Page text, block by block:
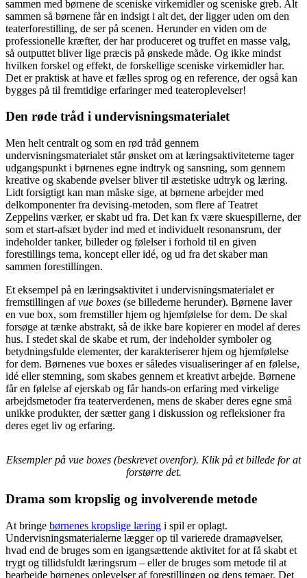
sammen med børnene de sceniske virkemidler og sceniske greb. Alt
sammen så børnene får en indsigt i alt det, der ligger uden om den
teaterforestilling, de ser på scenen. Herunder en viden om de
professionelle kræfter, der har produceret og truffet en masse valg,
så outputtet bliver lige præcis på ønskede måde. Og ikke mindst
hvilken forskel og effekt, de forskellige sceniske virkemidler har.
Det er praktisk at have et fælles sprog og en reference, der også kan
bygges på til fremtidige erfaringer med teateroplevelser!
Den røde tråd i undervisningsmaterialet
Men helt centralt og som en rød tråd gennem
undervisningsmaterialet står ønsket om at læringsaktiviteterne tager
udgangspunkt i børnenes egne indtryk og sansning, som gennem
kreative og skabende øvelser bliver til æstetiske udtryk og læring.
Lidt forsigtigt kan man måske sige, at børnene arbejder med
delkomponenter fra devising-metoden, som flere af Teatret
Zeppelins værker, er skabt ud fra. Det kan fx være skuespillerne, der
som et start-afsæt byder ind med et individuelt resonansrum, der
indeholder tanker, billeder og følelser i forhold til en given
forestillings tema, koncept eller idé, og ud fra det skaber man
sammen forestillingen.
Et eksempel på en læringsaktivitet i undervisningsmaterialet er
fremstillingen afvue boxes (se billederne herunder). Børnene laver
en vue box, som fremstiller hjem og hjemfølelse for dem. De skal
forsøge at tænke abstrakt, så de ikke bare kopierer en model af deres
hus. I stedet skal de skabe et rum, der indeholder symboler og
betydningsfulde elementer, der karakteriserer hjem og hjemfølelse
for dem. Børnenes vue boxes er således visualiseringer af en følelse,
idé eller stemning, som skabes gennem et kreativt arbejde. Børnene
får en følelse af ejerskab og får hands-on erfaring med virkelige
arbejdsmetoder fra teaterverdenen, mens de skaber deres egne små
unikke produkter, der sætter gang i diskussion og refleksioner fra
deres eget liv og erfaring.
Eksempler på vue boxes (beskrevet ovenfor). Klik på et billede for at
forstørre det.
Drama som kropslig og involverende metode
At bringe børnenes kropslige læring i spil er oplagt.
Undervisningsmaterialerne lægger op til varierede dramaøvelser,
hvad end de bruges som en igangsættende aktivitet for at få skabt et
trygt og tillidsfuldt læringsrum – eller de bruges som metode til at
bearbejde børnenes oplevelser af forestillingen og dens temaer. Det